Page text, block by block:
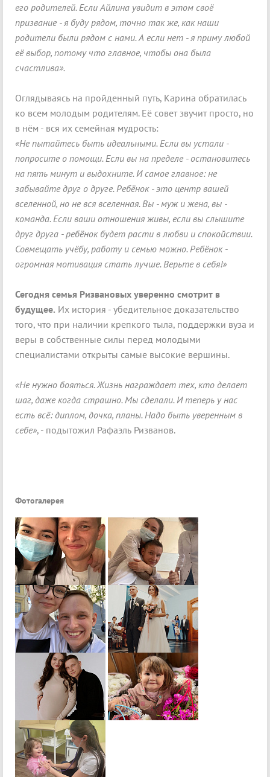
его родителей. Если Айлина увидит в этом своё
призвание - я буду рядом, точно так же, как наши
родители были рядом с нами. А если нет - я приму любой
её выбор, потому что главное, чтобы она была
счастлива».
Оглядываясь на пройденный путь, Карина обратилась
ко всем молодым родителям. Её совет звучит просто, но
в нём - вся их семейная мудрость:
«Не пытайтесь быть идеальными. Если вы устали -
попросите о помощи. Если вы на пределе - остановитесь
на пять минут и выдохните. И самое главное: не
забывайте друг о друге. Ребёнок - это центр вашей
вселенной, но не вся вселенная. Вы - муж и жена, вы -
команда. Если ваши отношения живы, если вы слышите
друг друга - ребёнок будет расти в любви и спокойствии.
Совмещать учёбу, работу и семью можно. Ребёнок -
огромная мотивация стать лучше. Верьте в себя!»
Сегодня семья Ризвановых уверенно смотрит в
будущее. Их история - убедительное доказательство
того, что при наличии крепкого тыла, поддержки вуза и
веры в собственные силы перед молодыми
специалистами открыты самые высокие вершины.
«Не нужно бояться. Жизнь награждает тех, кто делает
шаг, даже когда страшно. Мы сделали. И теперь у нас
есть всё: диплом, дочка, планы. Надо быть уверенным в
себе», - подытожил Рафаэль Ризванов.
Фотогалерея